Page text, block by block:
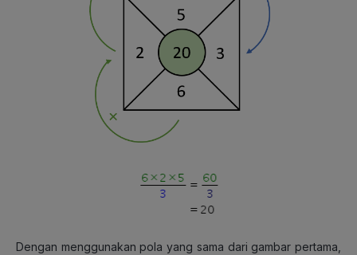
Dengan menggunakan pola yang sama dari gambar pertama,